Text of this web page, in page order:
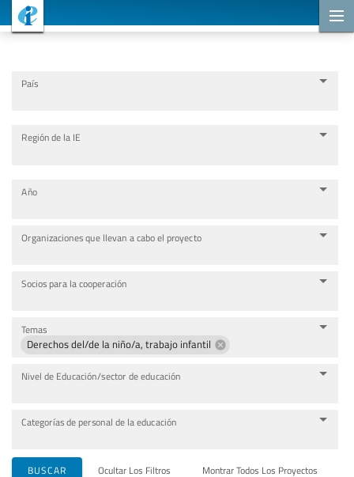
País
Región de la IE
Año
Organizaciones que llevan a cabo el proyecto
Socios para la cooperación
Temas
Derechos del/de la niño/a, trabajo infantil
Nivel de Educación/sector de educación
Categorías de personal de la educación
BUSCAR Ocultar Los Filtros Montrar Todos Los Proyectos